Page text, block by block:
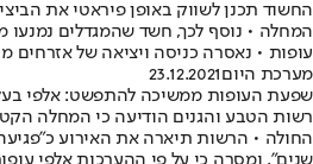
החשוד תכנן לשווק באופן פיראטי את
המחלה • נוסף לכך, חשד שהמגדלים נמנעו
עופות • נאסרה כניסה ויציאה של אזרחים
מערכת היום23.12.2021
שפעת העופות ממשיכה להתפשט: אלפי
רשות הטבע והגנים הודיעה כי המחלה
החולה • הרשות תיארה את האירוע